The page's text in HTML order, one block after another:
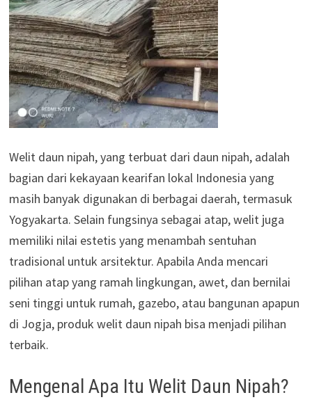
Welit daun nipah, yang terbuat dari daun nipah, adalah
bagian dari kekayaan kearifan lokal Indonesia yang
masih banyak digunakan di berbagai daerah, termasuk
Yogyakarta. Selain fungsinya sebagai atap, welit juga
memiliki nilai estetis yang menambah sentuhan
tradisional untuk arsitektur. Apabila Anda mencari
pilihan atap yang ramah lingkungan, awet, dan bernilai
seni tinggi untuk rumah, gazebo, atau bangunan apapun
di Jogja, produk welit daun nipah bisa menjadi pilihan
terbaik.
Mengenal Apa Itu Welit Daun Nipah?